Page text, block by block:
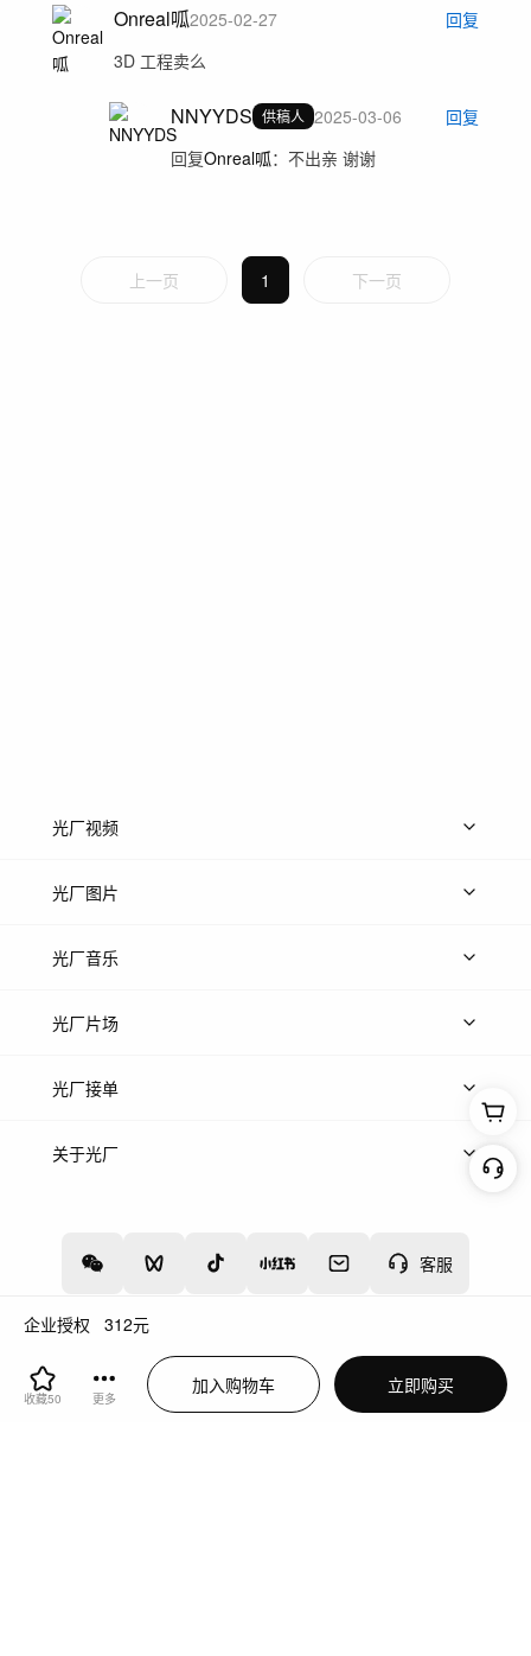
企业授权 312元
收藏50 更多
加入购物车 立即购买
Onreal呱2025-02-27
回复
3D 工程卖么
NNYYDS 供稿人 2025-03-06
回复
回复Onreal呱： 不出亲 谢谢
上一页 1 下一页
客服
光厂视频
上传视频
光厂图片
上传图片
光厂音乐
热门音乐
光厂片场
上传案例
光厂接单
上架服务
关于光厂
增值电信业务经营许可证：川B2-20160192
蜀ICP备12020238号-4
川公网安备51019002000262
违法和不良信息举报中心